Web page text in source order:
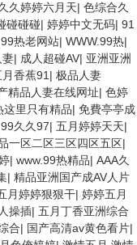
久婷婷六月天| 色综合久
碰碰碰| 婷婷中文无码| 91
99热老网站| WWW.99热|
妻| 成人超碰AV| 亚洲亚洲
香蕉91 | 极品人妻
精品人妻在线网址| 色婷
这里只有精品| 免費亭亭成
99久久97| 五月婷婷天天|
一区二区三区四区五区|
| www.99热精品| AAA久
| 精品亚洲国产成AV人片
月婷婷狠狠干| 婷婷五月
操插| 五月丁香亚洲综合
合| 国产高清av黄色看片|